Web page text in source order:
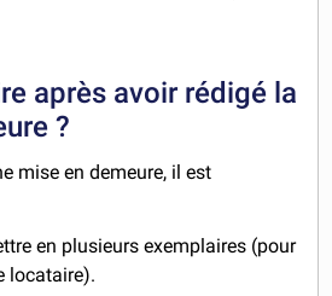
après avoir rédigé la
?
mise en demeure, il est
en plusieurs exemplaires (pour
locataire).